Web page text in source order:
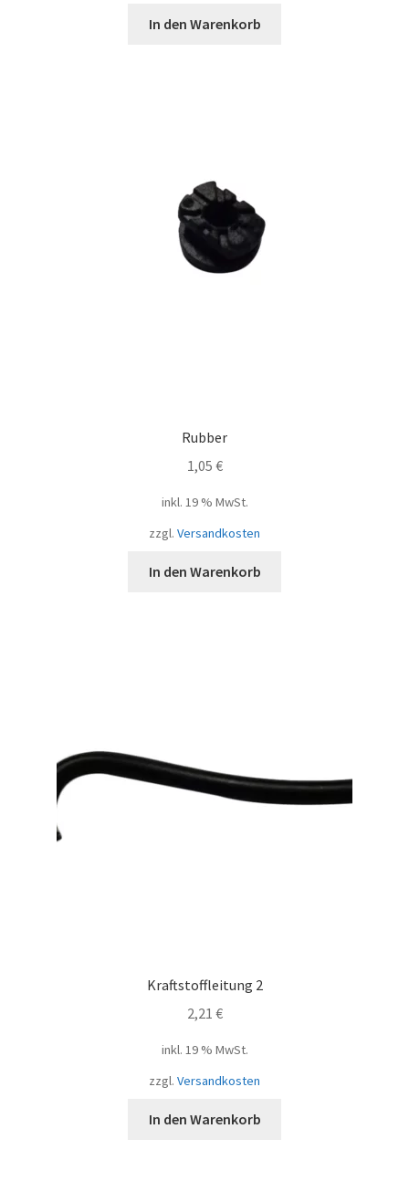
In den Warenkorb
Rubber
1,05 €
inkl. 19 % MwSt.
zzgl. Versandkosten
In den Warenkorb
Kraftstoffleitung 2
2,21 €
inkl. 19 % MwSt.
zzgl. Versandkosten
In den Warenkorb